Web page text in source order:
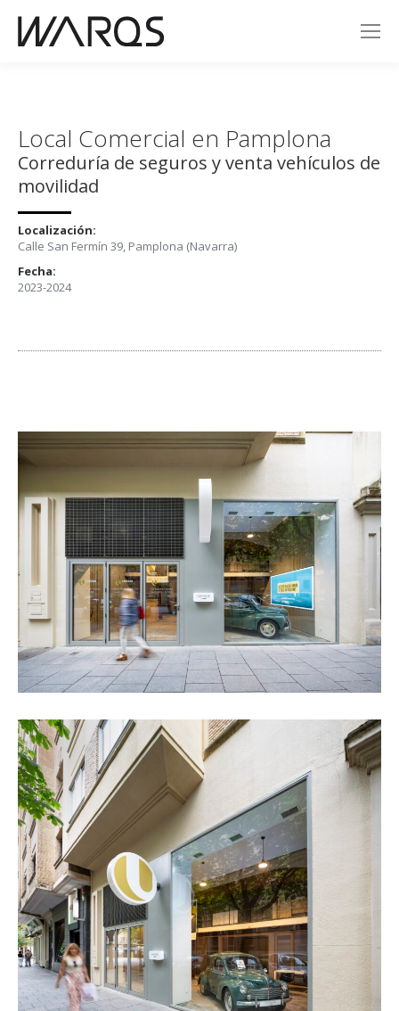
Local Comercial en Pamplona
Correduría de seguros y venta vehículos de
movilidad
Localización:
Calle San Fermín 39, Pamplona (Navarra)
Fecha:
2023-2024